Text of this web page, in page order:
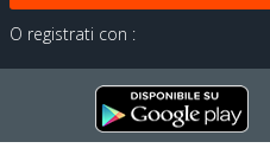
O registrati con :